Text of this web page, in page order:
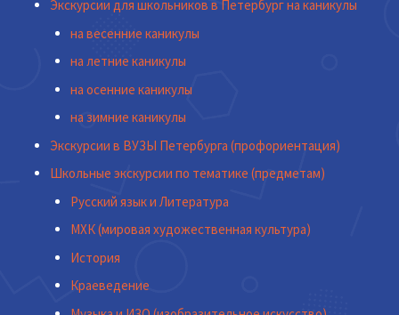
Экскурсии для школьников в Петербург на каникулы
на весенние каникулы
на летние каникулы
на осенние каникулы
на зимние каникулы
Экскурсии в ВУЗЫ Петербурга (профориентация)
Школьные экскурсии по тематике (предметам)
Русский язык и Литература
МХК (мировая художественная культура)
История
Краеведение